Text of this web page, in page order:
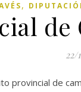
,
de
22/
provincial de